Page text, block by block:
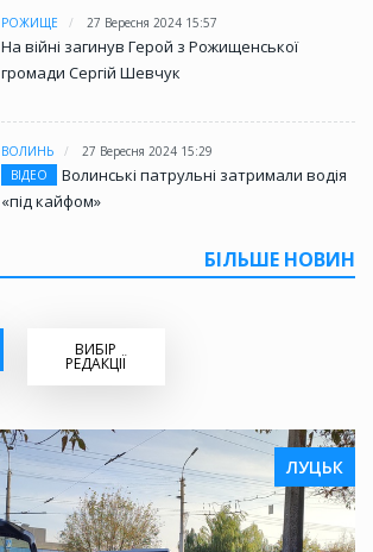
РОЖИЩЕ 27 Вересня 2024 15:57
На війні загинув Герой з Рожищенської
громади Сергій Шевчук
ВОЛИНЬ
27 Вересня 2024 15:29
ВІДЕО
Волинські патрульні затримали водія
«під кайфом»
БІЛЬШЕ НОВИН
ВИБІР
РЕДАКЦІЇ
ЛУЦЬК